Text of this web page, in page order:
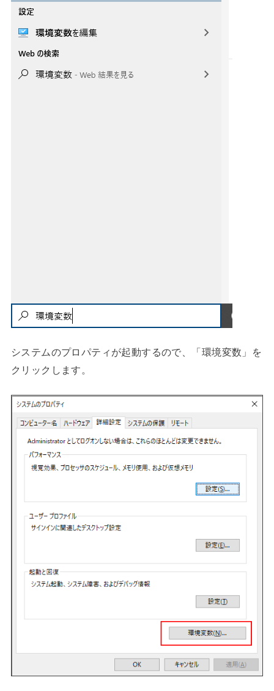
システムのプロパティが起動するので、「環境変数」を
クリックします。